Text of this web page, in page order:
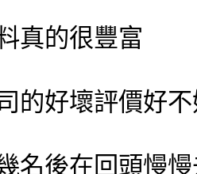
真的很豐富
的好壞評價好
名後在回頭慢